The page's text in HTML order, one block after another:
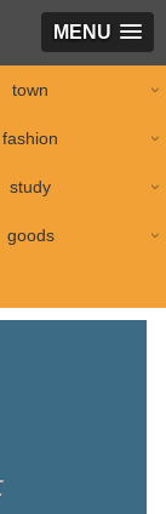
MENU
town
fashion
study
goods